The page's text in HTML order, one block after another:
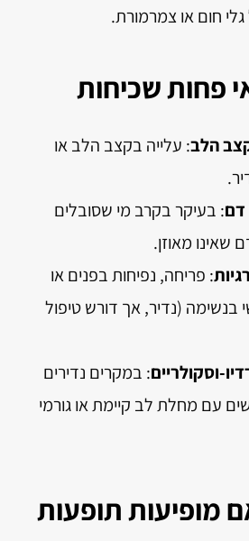
חום או צמרמורת.
פחות שכיחות
הלב: עלייה בקצב הלב או
דם: בעיקר בקרב מי שסובלים
שאינו מאוזן.
: פריחה, נפיחות בפנים או
בנשימה (נדיר, אך דורש טיפול
וסקולריים: במקרים נדירים
עם מחלת לב קיימת או גורמי
מופיעות תופעות